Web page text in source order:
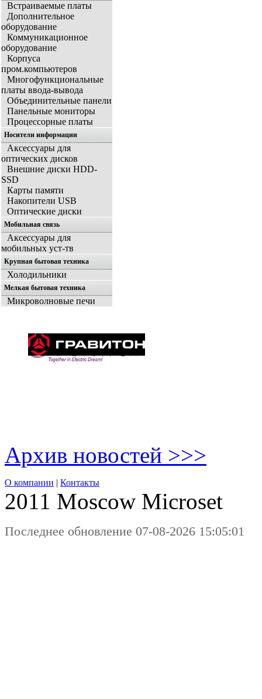
Встраиваемые платы
Дополнительное
оборудование
Коммуникационное
оборудование
Корпуса
пром.компьютеров
Многофункциональные
платы ввода-вывода
Объединительные панели
Панельные мониторы
Процессорные платы
Носители информации
Аксессуары для
оптических дисков
Внешние диски HDD-
SSD
Карты памяти
Накопители USB
Оптические диски
Мобильная связь
Аксессуары для
мобильных уст-тв
Крупная бытовая техника
Холодильники
Мелкая бытовая техника
Микроволновые печи
Архив новостей >>>
О компании | Контакты
2011 Moscow Microset
Последнее обновление 07-08-2026 15:05:01